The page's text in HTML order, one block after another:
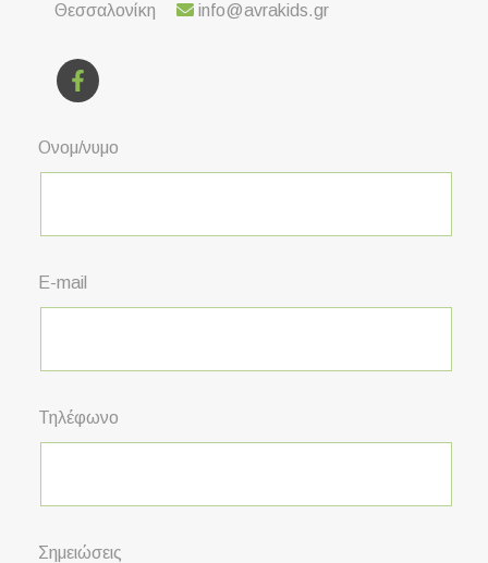
Ονομ/νυμο
E-mail
Τηλέφωνο
Σημειώσεις
Θεσσαλονίκη
info@avrakids.gr